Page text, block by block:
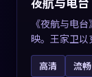
夜航与电台
《夜航与电
映。王家卫以
王景春的对手
边缘人的选
高清 流畅